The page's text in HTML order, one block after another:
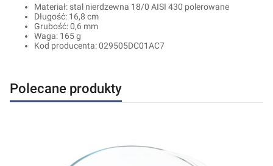
Materiał: stal nierdzewna 18/0 AISI 430 polerowane
Długość: 16,8 cm
Grubość: 0,6 mm
Waga: 165 g
Kod producenta:029505DC01AC7
Polecane produkty